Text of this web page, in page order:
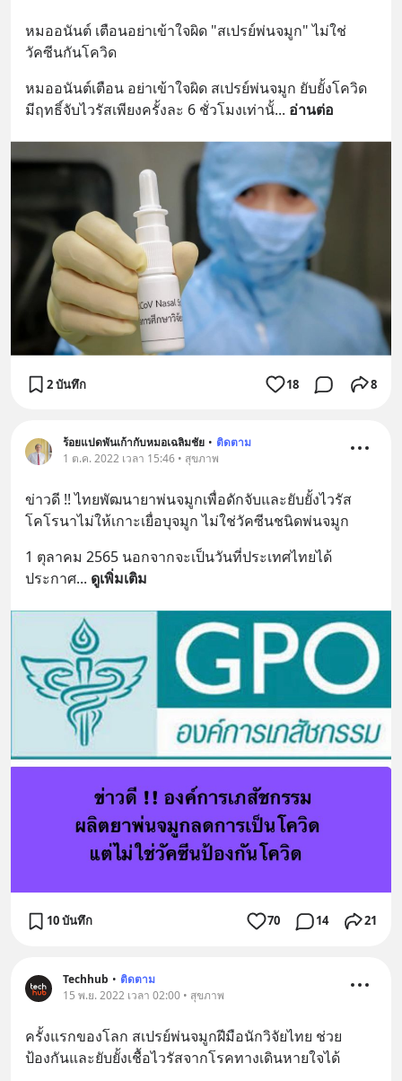
หมออนันต์ เตือนอย่าเข้าใจผิด "สเปรย์พ่นจมูก" ไม่ใช่
วัคซีนกันโควิด
หมออนันต์เตือน อย่าเข้าใจผิด สเปรย์พ่นจมูก ยับยั้งโควิด
มีฤทธิ์จับไวรัสเพียงครั้งละ 6 ชั่วโมงเท่านั้... อ่านต่อ
2 บันทึก 18 8
ร้อยแปดพันเก้ากับหมอเฉลิมชัย • ติดตาม
1 ต.ค. 2022 เวลา 15:46 • สุขภาพ
ข่าวดี !! ไทยพัฒนายาพ่นจมูกเพื่อดักจับและยับยั้งไวรัส
โคโรนาไม่ให้เกาะเยื่อบุจมูก ไม่ใช่วัคซีนชนิดพ่นจมูก
1 ตุลาคม 2565 นอกจากจะเป็นวันที่ประเทศไทยได้
ประกาศ... ดูเพิ่มเติม
10 บันทึก 70 14 21
Techhub • ติดตาม
15 พ.ย. 2022 เวลา 02:00 • สุขภาพ
ครั้งแรกของโลก สเปรย์พ่นจมูกฝีมือนักวิจัยไทย ช่วย
ป้องกันและยับยั้งเชื้อไวรัสจากโรคทางเดินหายใจได้